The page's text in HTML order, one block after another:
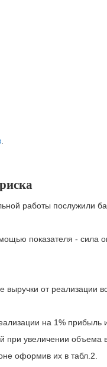
работы послужили
показателя - сила
выручки от реализации
на 1% прибыль
при увеличении
оформив их в табл.2.